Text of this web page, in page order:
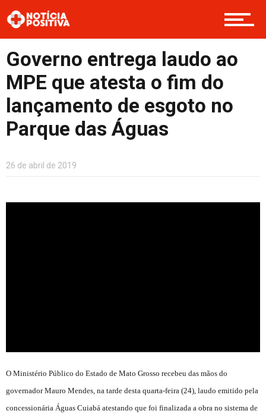
Saúde & Bem-estar
Boas Ações
Opinião
Governo entrega laudo ao
MPE que atesta o fim do
lançamento de esgoto no
Parque das Águas
26 de abril de 2019
O Ministério Público do Estado de Mato Grosso recebeu das mãos do
governador Mauro Mendes, na tarde desta quarta-feira (24), laudo emitido pela
concessionária Águas Cuiabá atestando que foi finalizada a obra no sistema de